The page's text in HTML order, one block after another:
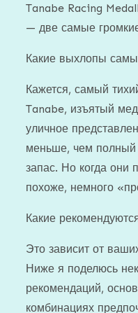
Tanabe Racing
— две самые
Какие выхлопы
Кажется, самый
Tanabe, изъятый
уличное
меньше, чем полный
запас. Но когда они
похоже, немного
Какие
Это зависит от
Ниже я поделюсь
рекомендаций,
комбинациях